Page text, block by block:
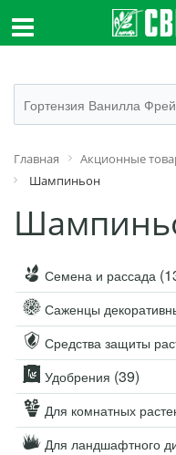
Главная Акционные
Шампиньон
Семена и рассада
Саженцы
Средства защиты
Удобрения (39)
Для комнатных
Для ландшафтного